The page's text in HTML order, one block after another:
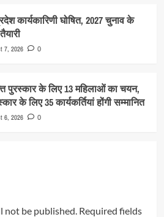
कार्यकारिणी घोषित, 2027 चुनाव के
7, 2026 0
पुरस्कार के लिए 13 महिलाओं का चयन,
के लिए 35 कार्यकर्तियां होंगी सम्मानित
6, 2026 0
not be published. Required fields